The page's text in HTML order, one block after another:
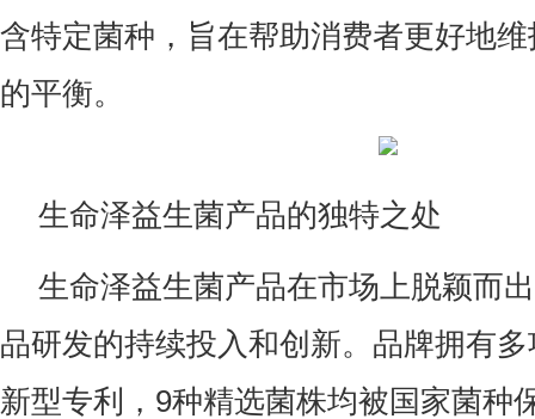
含特定菌种，旨在帮助消费者更好地
的平衡。
生命泽益生菌产品的独特之处
生命泽益生菌产品在市场上脱颖而
品研发的持续投入和创新。品牌拥有
新型专利，9种精选菌株均被国家菌种